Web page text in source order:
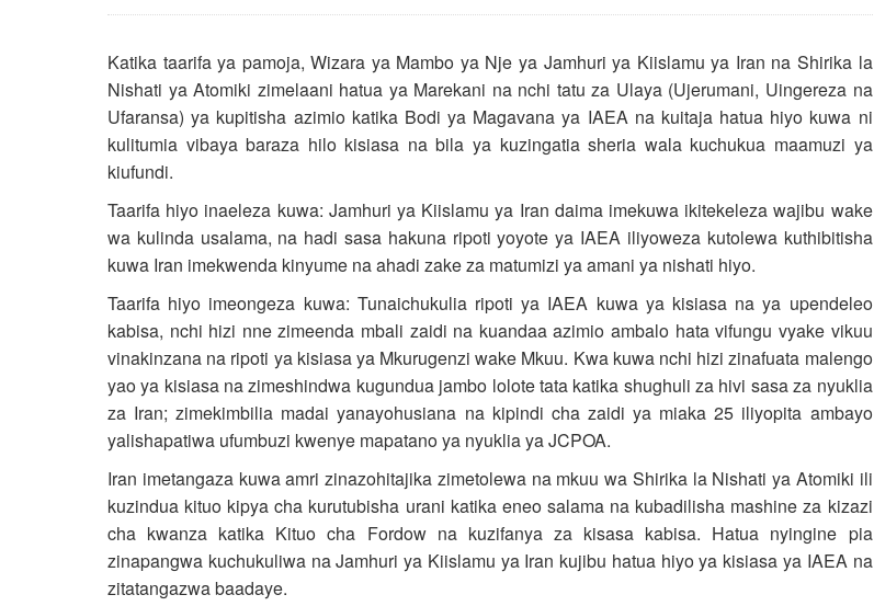
Katika taarifa ya pamoja, Wizara ya Mambo ya Nje ya Jamhuri ya Kiislamu ya Iran na Shirika la
Nishati ya Atomiki zimelaani hatua ya Marekani na nchi tatu za Ulaya (Ujerumani, Uingereza na
Ufaransa) ya kupitisha azimio katika Bodi ya Magavana ya IAEA na kuitaja hatua hiyo kuwa ni
kulitumia vibaya baraza hilo kisiasa na bila ya kuzingatia sheria wala kuchukua maamuzi ya
kiufundi.
Taarifa hiyo inaeleza kuwa: Jamhuri ya Kiislamu ya Iran daima imekuwa ikitekeleza wajibu wake
wa kulinda usalama, na hadi sasa hakuna ripoti yoyote ya IAEA iliyoweza kutolewa kuthibitisha
kuwa Iran imekwenda kinyume na ahadi zake za matumizi ya amani ya nishati hiyo.
Taarifa hiyo imeongeza kuwa: Tunaichukulia ripoti ya IAEA kuwa ya kisiasa na ya upendeleo
kabisa, nchi hizi nne zimeenda mbali zaidi na kuandaa azimio ambalo hata vifungu vyake vikuu
vinakinzana na ripoti ya kisiasa ya Mkurugenzi wake Mkuu. Kwa kuwa nchi hizi zinafuata malengo
yao ya kisiasa na zimeshindwa kugundua jambo lolote tata katika shughuli za hivi sasa za nyuklia
za Iran; zimekimbilia madai yanayohusiana na kipindi cha zaidi ya miaka 25 iliyopita ambayo
yalishapatiwa ufumbuzi kwenye mapatano ya nyuklia ya JCPOA.
Iran imetangaza kuwa amri zinazohitajika zimetolewa na mkuu wa Shirika la Nishati ya Atomiki ili
kuzindua kituo kipya cha kurutubisha urani katika eneo salama na kubadilisha mashine za kizazi
cha kwanza katika Kituo cha Fordow na kuzifanya za kisasa kabisa. Hatua nyingine pia
zinapangwa kuchukuliwa na Jamhuri ya Kiislamu ya Iran kujibu hatua hiyo ya kisiasa ya IAEA na
zitatangazwa baadaye.